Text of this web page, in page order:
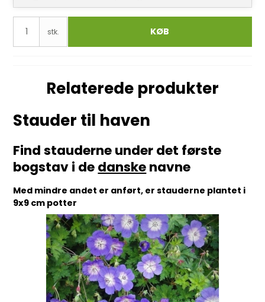
stk. KØB
Relaterede produkter
Stauder til haven
Find stauderne under det første
bogstav i dedanskenavne
Med mindre andet er anført, er stauderne plantet i
9x9 cm potter